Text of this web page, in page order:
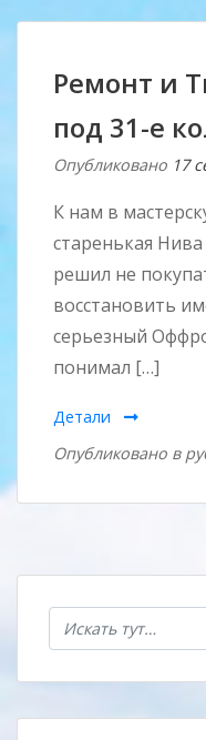
Ремонт и
под 31-е
Опубликовано 17
К нам в
старенькая
решил не
восстановить
серьезный
понимал […]
Детали
Опубликовано в